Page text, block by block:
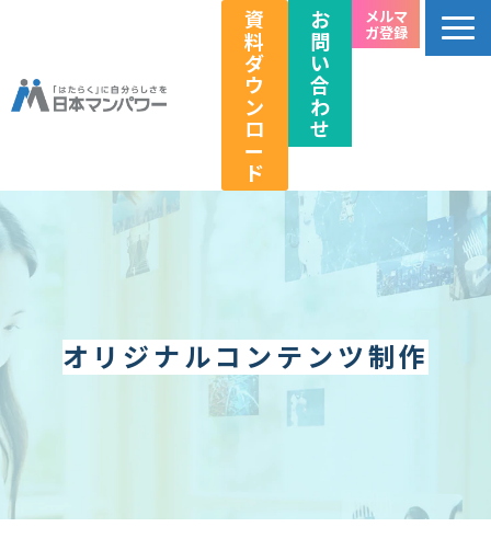
資
料
ダ
ウ
ン
ロ
ー
ド
お
問
い
合
わ
せ
メルマ
ガ登録
個人のお客様向け
法人のお客様向け
教育関係者向け
キャリアのこれから研究所
企業情報
オリジナルコンテンツ制作